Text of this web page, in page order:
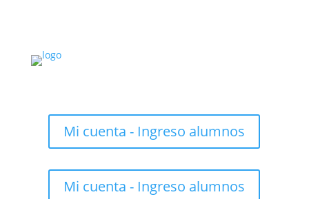
Mi cuenta - Ingreso alumnos
Mi cuenta - Ingreso alumnos